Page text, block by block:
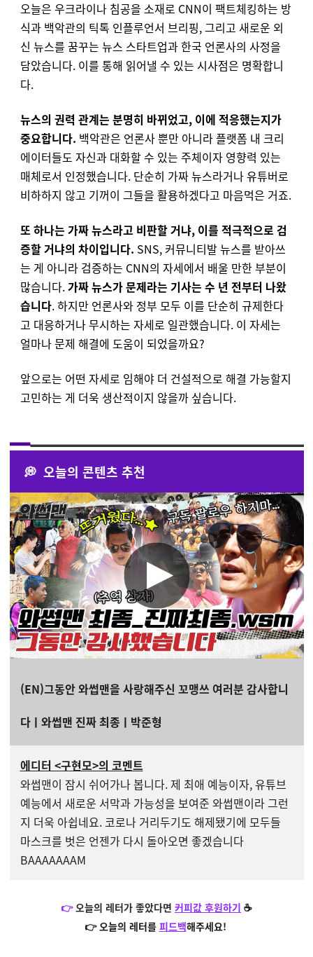
오늘은 우크라이나 침공을 소재로 CNN이 팩트체킹하는 방
식과 백악관의 틱톡 인플루언서 브리핑, 그리고 새로운 외
신 뉴스를 꿈꾸는 뉴스 스타트업과 한국 언론사의 사정을
담았습니다. 이를 통해 읽어낼 수 있는 시사점은 명확합니
다.
뉴스의 권력 관계는 분명히 바뀌었고, 이에 적응했는지가
중요합니다. 백악관은 언론사 뿐만 아니라 플랫폼 내 크리
에이터들도 자신과 대화할 수 있는 주체이자 영향력 있는
매체로서 인정했습니다. 단순히 가짜 뉴스라거나 유튜버로
비하하지 않고 기꺼이 그들을 활용하겠다고 마음먹은 거죠.
또 하나는 가짜 뉴스라고 비판할 거냐, 이를 적극적으로 검
증할 거냐의 차이입니다. SNS, 커뮤니티발 뉴스를 받아쓰
는 게 아니라 검증하는 CNN의 자세에서 배울 만한 부분이
많습니다.가짜 뉴스가 문제라는 기사는 수 년 전부터 나왔
습니다. 하지만 언론사와 정부 모두 이를 단순히 규제한다
고 대응하거나 무시하는 자세로 일관했습니다. 이 자세는
얼마나 문제 해결에 도움이 되었을까요?
앞으로는 어떤 자세로 임해야 더 건설적으로 해결 가능할지
고민하는 게 더욱 생산적이지 않을까 싶습니다.
💭 오늘의 콘텐츠 추천
(EN)그동안 와썹맨을 사랑해주신 꼬맹쓰 여러분 감사합니
다ㅣ와썹맨 진짜 최종ㅣ박준형
에디터 <구현모>의 코멘트
와썹맨이 잠시 쉬어가나 봅니다. 제 최애 예능이자, 유튜브
예능에서 새로운 서막과 가능성을 보여준 와썹맨이라 그런
지 더욱 아쉽네요. 코로나 거리두기도 해제됐기에 모두들
마스크를 벗은 언젠가 다시 돌아오면 좋겠습니다
BAAAAAAAM
👉오늘의 레터가 좋았다면 커피값 후원하기 ☕️
👉 오늘의 레터를 피드백해주세요!